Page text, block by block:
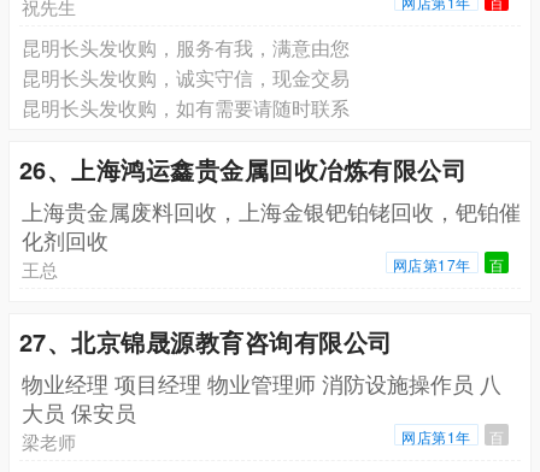
祝先生
昆明长头发收购，服务有我，满意由您
昆明长头发收购，诚实守信，现金交易
昆明长头发收购，如有需要请随时联系
26、上海鸿运鑫贵金属回收冶炼有限公司
上海贵金属废料回收，上海金银钯铂铑回收，钯铂催
化剂回收
王总 网店第17年 百
27、北京锦晟源教育咨询有限公司
物业经理 项目经理 物业管理师 消防设施操作员 八
大员 保安员
梁老师 网店第1年 百